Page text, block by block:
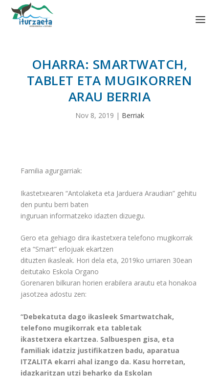
OHARRA: SMARTWATCH,
TABLET ETA MUGIKORREN
ARAU BERRIA
Nov 8, 2019 | Berriak
Familia agurgarriak:
Ikastetxearen “Antolaketa eta Jarduera Araudian” gehitu
den puntu berri baten
inguruan informatzeko idazten dizuegu.
Gero eta gehiago dira ikastetxera telefono mugikorrak
eta “Smart” erlojuak ekartzen
dituzten ikasleak. Hori dela eta, 2019ko urriaren 30ean
deitutako Eskola Organo
Gorenaren bilkuran horien erabilera arautu eta honakoa
jasotzea adostu zen:
“Debekatuta dago ikasleek Smartwatchak,
telefono mugikorrak eta tabletak
ikastetxera ekartzea. Salbuespen gisa, eta
familiak idatziz justifikatzen badu, aparatua
ITZALITA ekarri ahal izango da. Kasu horretan,
idazkaritzan utzi beharko da Eskolan